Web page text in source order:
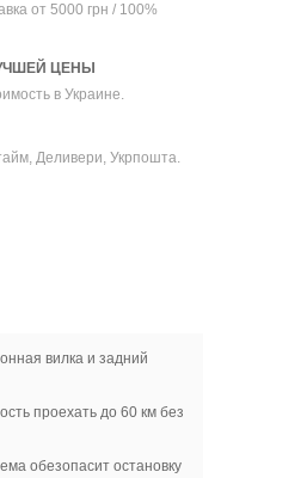
от 5000 грн / 100%
ЦЕНЫ
в Украине.
Деливери, Укрпошта.
вилка и задний
проехать до 60 км без
обезопасит остановку